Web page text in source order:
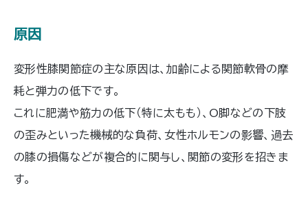
原因
変形性膝関節症の主な原因は、加齢による関節軟骨の摩
耗と弾力の低下です。
これに肥満や筋力の低下（特に太もも）、O脚などの下肢
の歪みといった機械的な負荷、女性ホルモンの影響、過去
の膝の損傷などが複合的に関与し、関節の変形を招きま
す。